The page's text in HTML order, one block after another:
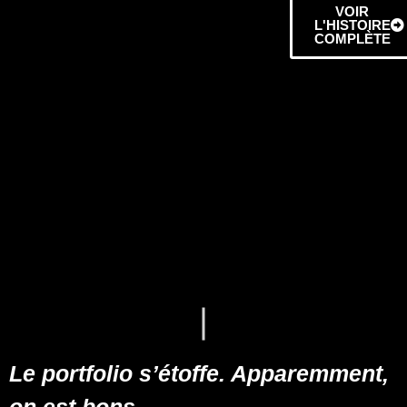
VOIR
L'HISTOIRE
COMPLÈTE
Le portfolio s’étoffe. Apparemment,